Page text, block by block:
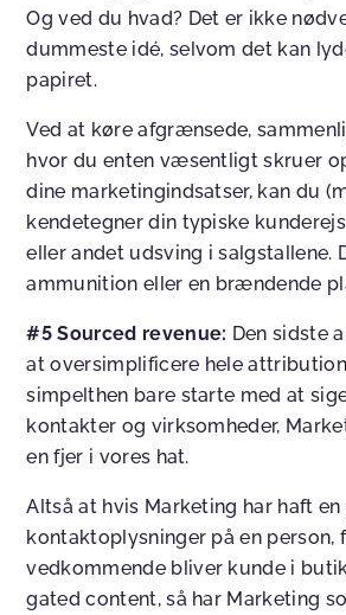
Og ved du hvad? Det er ikke
dummeste idé, selvom det kan
papiret.
Ved at køre afgrænsede,
hvor du enten væsentligt skruer
dine marketingindsatser, kan du
kendetegner din typiske
eller andet udsving i salgstallene.
ammunition eller en brændende
#5 Sourced revenue: Den sidste
at oversimplificere hele
simpelthen bare starte med at
kontakter og virksomheder,
en fjer i vores hat.
Altså at hvis Marketing har haft
kontaktoplysninger på en person,
vedkommende bliver kunde i
gated content, så har Marketing